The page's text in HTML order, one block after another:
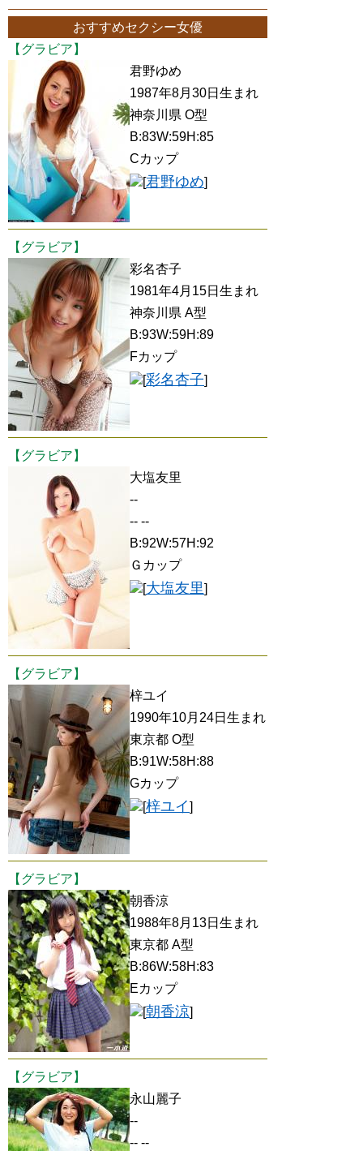
おすすめセクシー女優
【グラビア】
君野ゆめ
1987年8月30日生まれ
神奈川県 O型
B:83W:59H:85
Cカップ
君野ゆめ
【グラビア】
彩名杏子
1981年4月15日生まれ
神奈川県 A型
B:93W:59H:89
Fカップ
彩名杏子
【グラビア】
大塩友里
--
-- --
B:92W:57H:92
Ｇカップ
大塩友里
【グラビア】
梓ユイ
1990年10月24日生まれ
東京都 O型
B:91W:58H:88
Gカップ
梓ユイ
【グラビア】
朝香涼
1988年8月13日生まれ
東京都 A型
B:86W:58H:83
Eカップ
朝香涼
【グラビア】
永山麗子
--
-- --